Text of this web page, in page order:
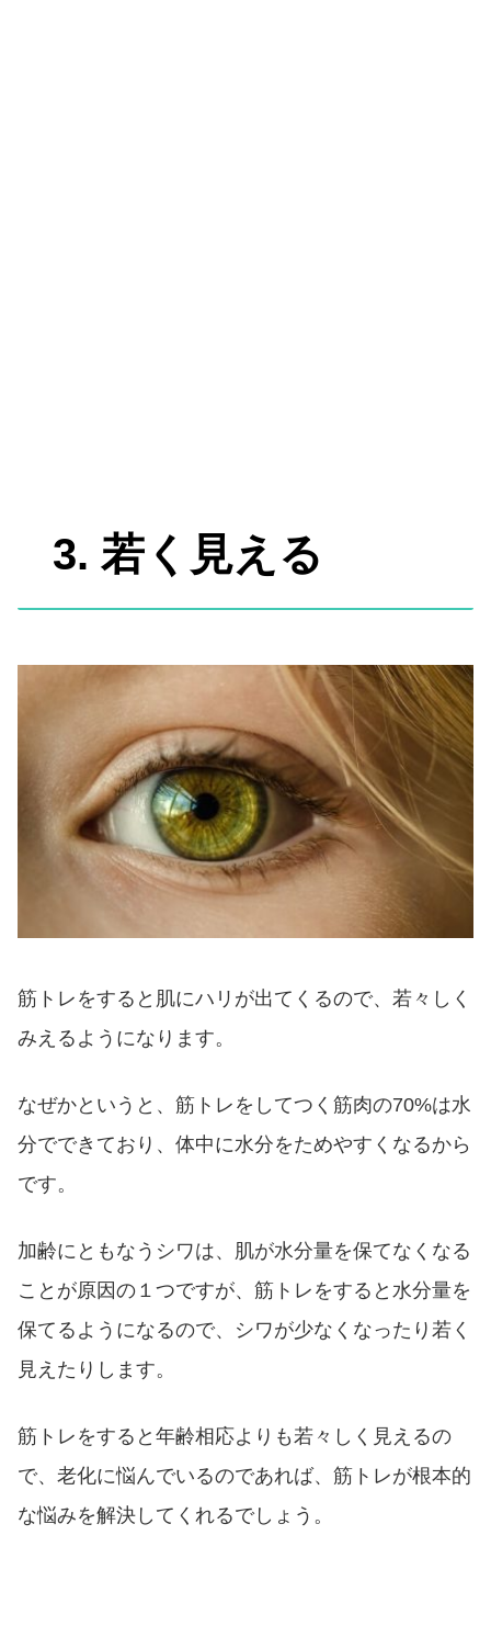
3. 若く見える
筋トレをすると肌にハリが出てくるので、若々しく
みえるようになります。
なぜかというと、筋トレをしてつく筋肉の70%は水
分でできており、体中に水分をためやすくなるから
です。
加齢にともなうシワは、肌が水分量を保てなくなる
ことが原因の１つですが、筋トレをすると水分量を
保てるようになるので、シワが少なくなったり若く
見えたりします。
筋トレをすると年齢相応よりも若々しく見えるの
で、老化に悩んでいるのであれば、筋トレが根本的
な悩みを解決してくれるでしょう。